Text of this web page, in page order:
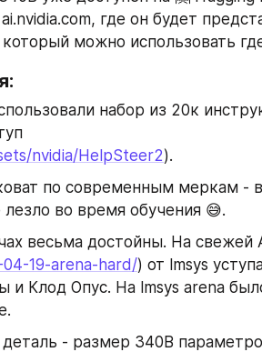
где он будет
можно использовать
набор из 20к
nvidia/HelpSteer2).
по современным меркам -
во время обучения 😅.
весьма достойны. На свежей
19-arena-hard/) от lmsys
и Клод Опус. На lmsys arena
- размер 340B